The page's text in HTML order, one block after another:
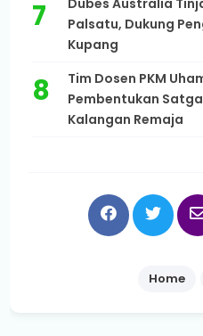
Palsatu, Dukung
Kupang
Tim Dosen PKM
Pembentukan
Kalangan Remaja
Home